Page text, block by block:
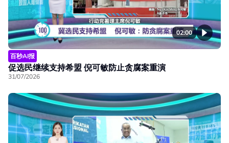
02:00
百秒AI报
促选民继续支持希盟 倪可敏防止贪腐案重演
31/07/2026